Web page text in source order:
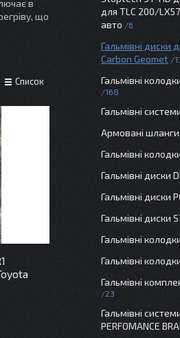
в
що
Список
для TLC 200/
авто
6
Гальмівні диски
Carbon Geomet
Гальмівні
168
Гальмівні
Армовані
Гальмівні
Гальмівні диски
Гальмівні диски
Гальмівні диски
Гальмівні
Гальмівні
Гальмівні
23
Гальмівні
PERFOMANCE